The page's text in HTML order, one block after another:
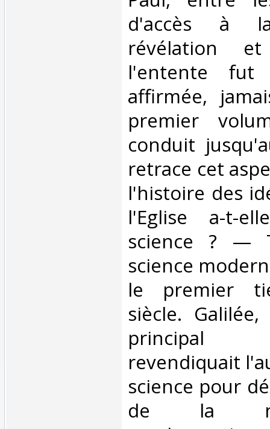
d'accès à
révélation
l'entente fut
affirmée,
premier
conduit
retrace cet
l'histoire des
l'Eglise a-t-
science ? —
science
le premier
siècle.
principal
revendiquait
science pour
de la